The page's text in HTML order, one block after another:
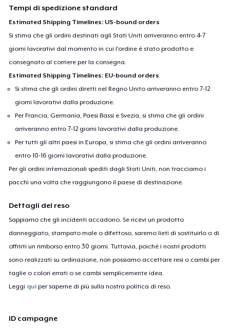
Tempi di spedizione standard
Estimated Shipping Timelines: US-bound orders
Si stima che gli ordini destinati agli Stati Uniti arriveranno entro 4-7
giorni lavorativi dal momento in cui l'ordine è stato prodotto e
consegnato al corriere per la consegna.
Estimated Shipping Timelines: EU-bound orders
Si stima che gli ordini diretti nel Regno Unito arriveranno entro 7-12
giorni lavorativi dalla produzione.
Per Francia, Germania, Paesi Bassi e Svezia, si stima che gli ordini
arriveranno entro 7-12 giorni lavorativi dalla produzione.
Per tutti gli altri paesi in Europa, si stima che gli ordini arriveranno
entro 10-16 giorni lavorativi dalla produzione.
Per gli ordini internazionali spediti dagli Stati Uniti, non tracciamo i
pacchi una volta che raggiungono il paese di destinazione.
Dettagli del reso
Sappiamo che gli incidenti accadono. Se ricevi un prodotto
danneggiato, stampato male o difettoso, saremo lieti di sostituirlo o di
offrirti un rimborso entro 30 giorni. Tuttavia, poiché i nostri prodotti
sono realizzati su ordinazione, non possiamo accettare resi o cambi per
taglie o colori errati o se cambi semplicemente idea.
Leggi qui per saperne di più sulla nostra politica di reso.
ID campagne